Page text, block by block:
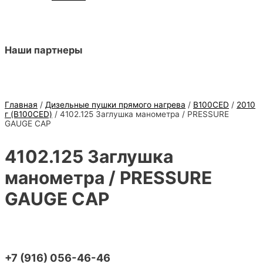
Наши партнеры
Главная / Дизельные пушки прямого нагрева / B100CED / 2010
г (B100CED) / 4102.125 Заглушка манометра / PRESSURE
GAUGE CAP
4102.125 Заглушка
манометра / PRESSURE
GAUGE CAP
+7 (916) 056-46-46